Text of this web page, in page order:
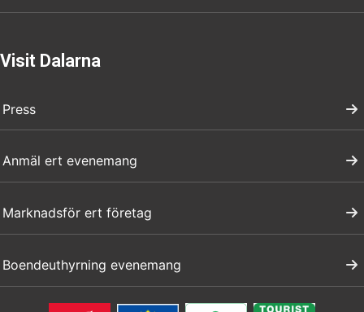
Visit Dalarna
Press
Anmäl ert evenemang
Marknadsför ert företag
Boendeuthyrning evenemang